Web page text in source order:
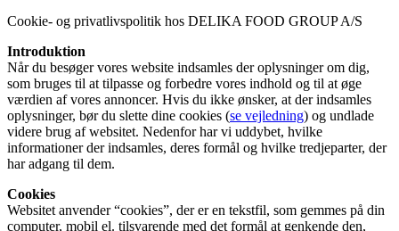
Cookie- og privatlivspolitik hos DELIKA FOOD GROUP A/S
Introduktion
Når du besøger vores website indsamles der oplysninger om dig,
som bruges til at tilpasse og forbedre vores indhold og til at øge
værdien af vores annoncer. Hvis du ikke ønsker, at der indsamles
oplysninger, bør du slette dine cookies (se vejledning) og undlade
videre brug af websitet. Nedenfor har vi uddybet, hvilke
informationer der indsamles, deres formål og hvilke tredjeparter, der
har adgang til dem.
Cookies
Websitet anvender “cookies”, der er en tekstfil, som gemmes på din
computer, mobil el. tilsvarende med det formål at genkende den,